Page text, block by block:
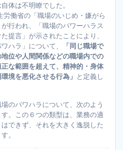
体は不明瞭でした。
労働省の「職場のいじめ・嫌がら
行われ、「職場のパワーハラス
提言」が示されたことにより、
ハラ」について、
「同じ職場で
位や人間関係などの職場内での
な範囲を超えて、精神的・身体
境を悪化させる行為」 と定義し
のパワハラについて、次のよう
。この６つの類型は、業務の適
できず、それを大きく逸脱した
。